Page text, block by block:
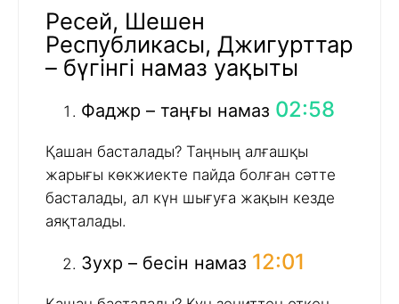
Ресей, Шешен
Республикасы, Джигурттар
– бүгінгі намаз уақыты
Фаджр – таңғы намаз 02:58
Қашан басталады? Таңның алғашқы
жарығы көкжиекте пайда болған сәтте
басталады, ал күн шығуға жақын кезде
аяқталады.
Зухр – бесін намаз 12:01